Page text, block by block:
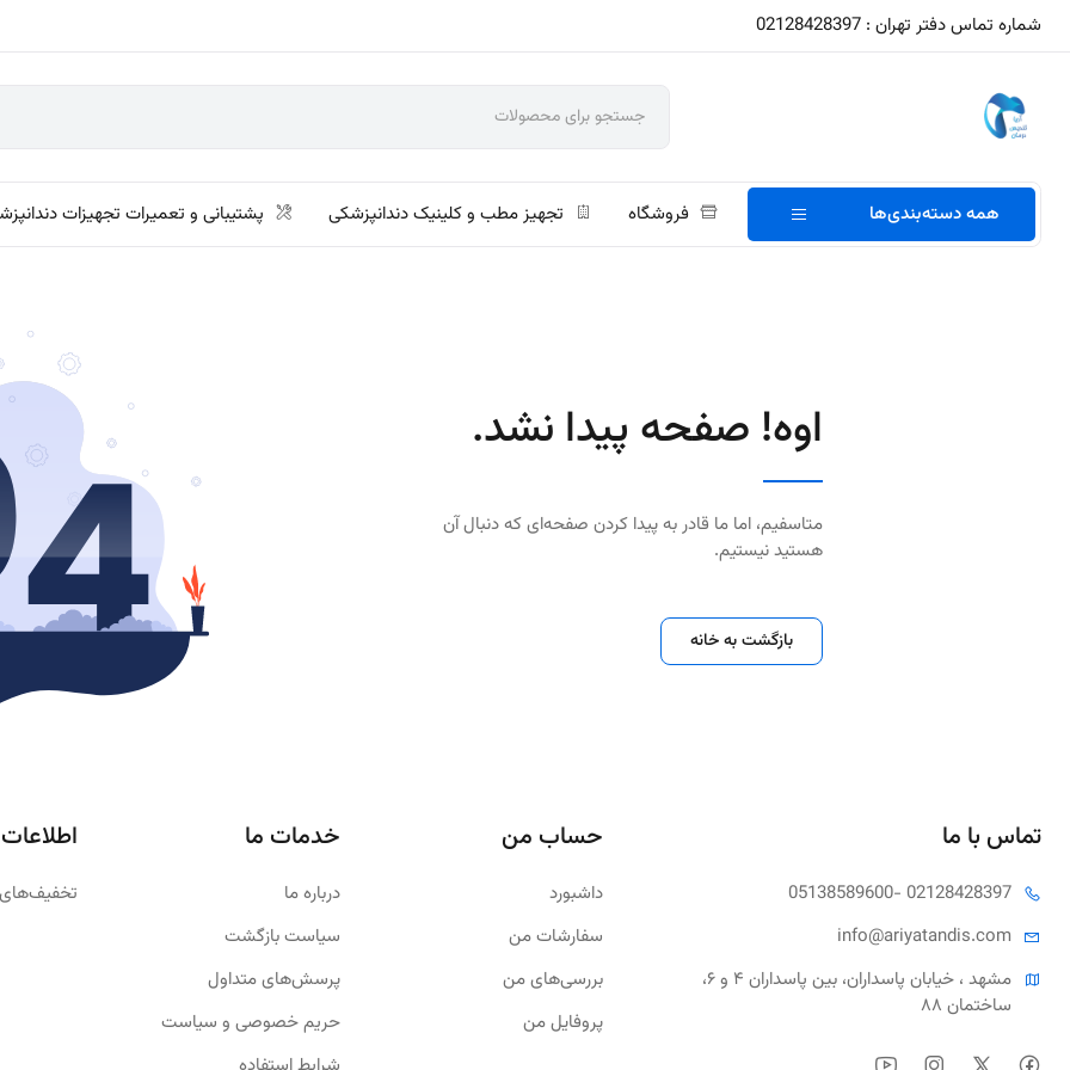
شماره تماس دفتر تهران : 02128428397
همه دسته‌بندی‌ها فروشگاه تجهیز مطب و کلینیک دندانپزشکی پشتیبانی و تعمیرات تجهیزات
اوه! صفحه پیدا نشد.
متاسفیم، اما ما قادر به پیدا کردن صفحه‌ای که دنبال آن
هستید نیستیم.
بازگشت به خانه
تماس با ما
05138589600- 02128428397
info@ariyatandis.com
ساختمان ۸۸
حساب من
داشبورد
سفارشات من
بررسی‌های من
پروفایل من
خدمات ما
درباره ما
سیاست بازگشت
پرسش‌های متداول
حریم خصوصی و سیاست
اطلاعات
تخفیف‌های